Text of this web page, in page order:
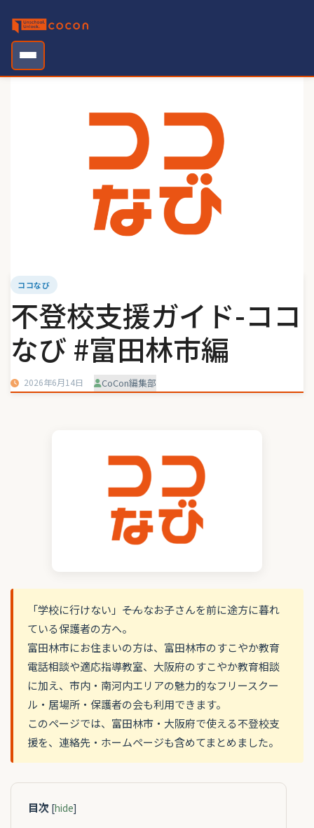
content
ココなび
不登校支援ガイド-ココ
なび #富田林市編
2026年6月14日 CoCon編集部
「学校に行けない」――そんなお子さんを前に途方に暮れ
ている保護者の方へ。
富田林市にお住まいの方は、富田林市のすこやか教育
電話相談や適応指導教室、大阪府のすこやか教育相談
に加え、市内・南河内エリアの魅力的なフリースクー
ル・居場所・保護者の会も利用できます。
このページでは、富田林市・大阪府で使える不登校支
援を、連絡先・ホームページも含めてまとめました。
目次 [hide]